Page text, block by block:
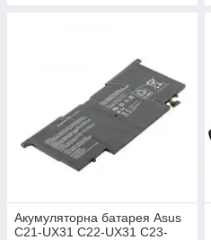
Акумуляторна батарея Asus
C21-UX31 C22-UX31 C23-